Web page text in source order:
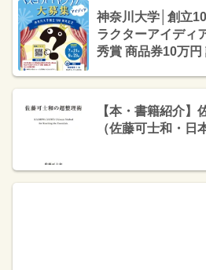
神奈川大学│創立
ラクターアイディ
秀賞 商品券10万円
【本・書籍紹介】
（佐藤可士和・日